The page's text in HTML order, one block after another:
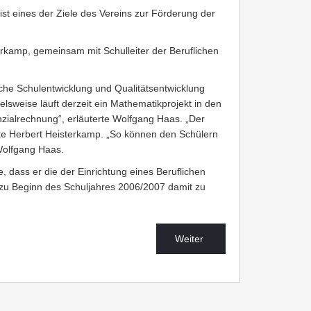
eines der Ziele des Vereins zur Förderung der
gemeinsam mit Schulleiter der Beruflichen
Schulentwicklung und Qualitätsentwicklung
läuft derzeit ein Mathematikprojekt in den
erläuterte Wolfgang Haas. „Der
Herbert Heisterkamp. „So können den Schülern
Haas.
dass er die der Einrichtung eines Beruflichen
Beginn des Schuljahres 2006/2007 damit zu
Weiter